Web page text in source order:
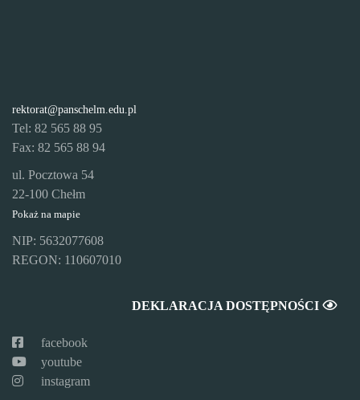
rektorat@panschelm.edu.pl
Tel: 82 565 88 95
Fax: 82 565 88 94
ul. Pocztowa 54
22-100 Chełm
Pokaż na mapie
NIP: 5632077608
REGON: 110607010
DEKLARACJA DOSTĘPNOŚCI
facebook
youtube
instagram